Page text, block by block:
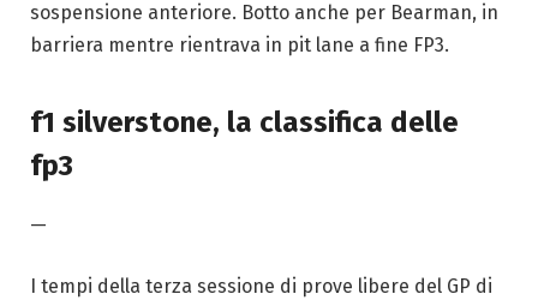
sospensione anteriore. Botto anche per Bearman, in
barriera mentre rientrava in pit lane a fine FP3.
f1 silverstone, la classifica delle
fp3
—
I tempi della terza sessione di prove libere del GP di